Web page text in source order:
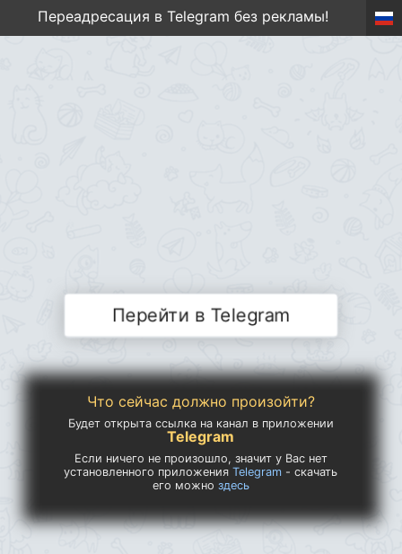
Переадресация в Telegram без рекламы!
Перейти в Telegram
Что сейчас должно произойти?
Будет открыта ссылка на канал в приложении
Telegram
Если ничего не произошло, значит у Вас нет
установленного приложенияTelegram - скачать
его можно здесь